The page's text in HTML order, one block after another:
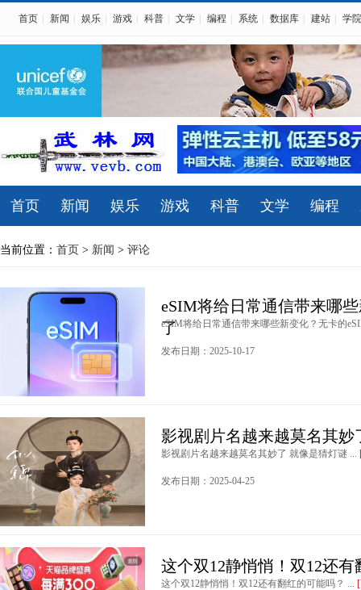
首页 新闻 娱乐 游戏 科普 文学 编程 系统 数据库 建站 学院
首页 新闻 娱乐 游戏 科普 文学 编程
当前位置： 首页 > 新闻 > 评论
eSIM将给日常通信带来哪
了
eSIM将给日常通信带来哪些新变化？无卡的
发布日期：2025-10-17
影视剧片名越来越莫名其妙
影视剧片名越来越莫名其妙了 就像是猜灯谜 ...
发布日期：2025-04-25
这个双12静悄悄！双12还
这个双12静悄悄！双12还有翻红的可能吗？ ...